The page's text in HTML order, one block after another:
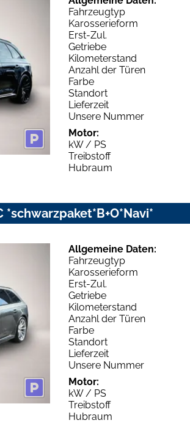
Fahrzeugtyp
Karosserieform
Erst-Zul.
Getriebe
Kilometerstand
Anzahl der Türen
Farbe
Standort
Lieferzeit
Unsere Nummer
Motor:
kW / PS
Treibstoff
Hubraum
*schwarzpaket*B+O*Navi*
Allgemeine Daten:
Fahrzeugtyp
Karosserieform
Erst-Zul.
Getriebe
Kilometerstand
Anzahl der Türen
Farbe
Standort
Lieferzeit
Unsere Nummer
Motor:
kW / PS
Treibstoff
Hubraum